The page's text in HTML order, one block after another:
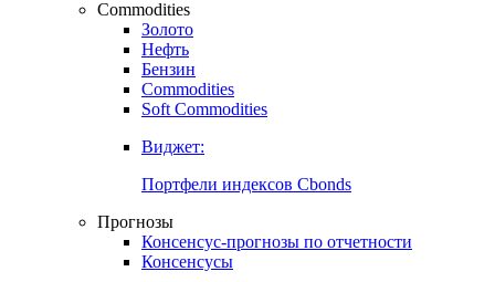
Commodities
Золото
Нефть
Бензин
Commodities
Soft Commodities
Виджет:
Портфели индексов Cbonds
Прогнозы
Консенсус-прогнозы по отчетности
Консенсусы